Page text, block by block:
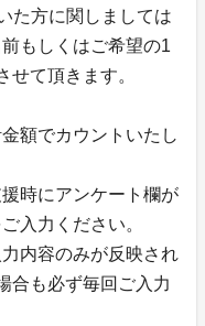
た方に関しましては
もしくはご希望の1
て頂きます。
額でカウントいたし
時にアンケート欄が
入力ください。
内容のみが反映され
合も必ず毎回ご入力